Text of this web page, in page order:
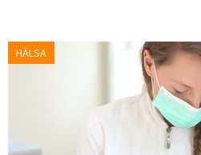
HÄLSA